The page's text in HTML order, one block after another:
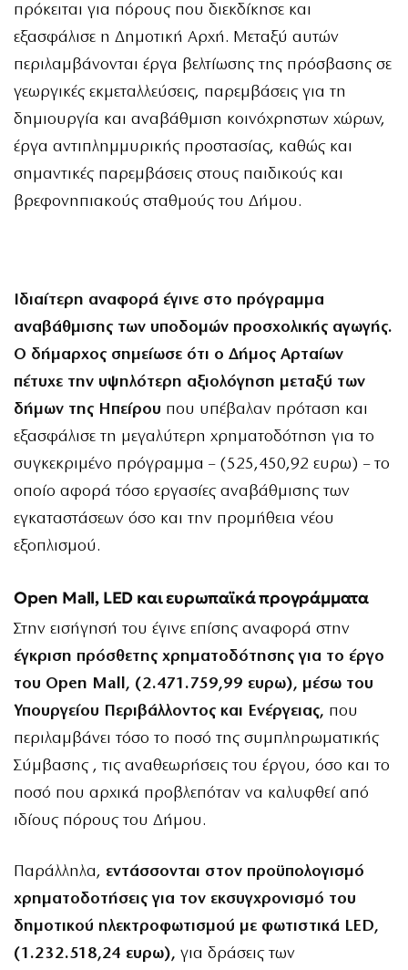
πρόκειται για πόρους που διεκδίκησε και
εξασφάλισε η Δημοτική Αρχή. Μεταξύ αυτών
περιλαμβάνονται έργα βελτίωσης της πρόσβασης σε
γεωργικές εκμεταλλεύσεις, παρεμβάσεις για τη
δημιουργία και αναβάθμιση κοινόχρηστων χώρων,
έργα αντιπλημμυρικής προστασίας, καθώς και
σημαντικές παρεμβάσεις στους παιδικούς και
βρεφονηπιακούς σταθμούς του Δήμου.
Ιδιαίτερη αναφορά έγινε στο πρόγραμμα
αναβάθμισης των υποδομών προσχολικής αγωγής.
Ο δήμαρχος σημείωσε ότι ο Δήμος Αρταίων
πέτυχε την υψηλότερη αξιολόγηση μεταξύ των
δήμων της Ηπείρου που υπέβαλαν πρόταση και
εξασφάλισε τη μεγαλύτερη χρηματοδότηση για το
συγκεκριμένο πρόγραμμα – (525,450,92 ευρω) – το
οποίο αφορά τόσο εργασίες αναβάθμισης των
εγκαταστάσεων όσο και την προμήθεια νέου
εξοπλισμού.
Open Mall, LED και ευρωπαϊκά προγράμματα
Στην εισήγησή του έγινε επίσης αναφορά στην
έγκριση πρόσθετης χρηματοδότησης για το έργο
του Open Mall, (2.471.759,99 ευρω), μέσω του
Υπουργείου Περιβάλλοντος και Ενέργειας, που
περιλαμβάνει τόσο το ποσό της συμπληρωματικής
Σύμβασης , τις αναθεωρήσεις του έργου, όσο και το
ποσό που αρχικά προβλεπόταν να καλυφθεί από
ιδίους πόρους του Δήμου.
Παράλληλα, εντάσσονται στον προϋπολογισμό
χρηματοδοτήσεις για τον εκσυγχρονισμό του
δημοτικού ηλεκτροφωτισμού με φωτιστικά LED,
(1.232.518,24 ευρω), για δράσεις των